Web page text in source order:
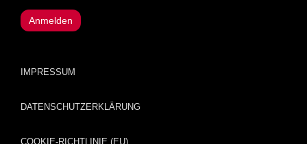
IMPRESSUM
DATENSCHUTZERKLÄRUNG
COOKIE-RICHTLINIE (EU)